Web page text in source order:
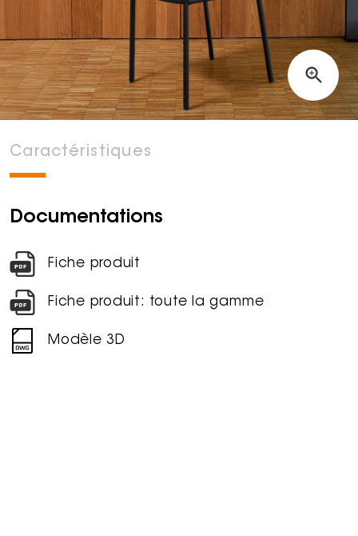
Caractéristiques
Documentations
Fiche produit
Fiche produit: toute la gamme
Modèle 3D